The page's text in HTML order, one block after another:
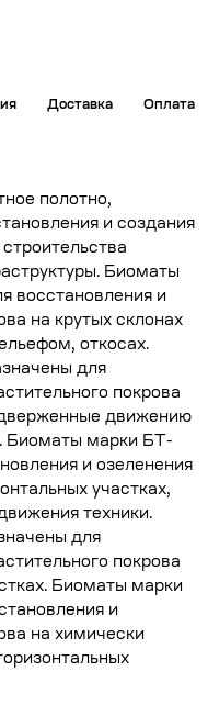
Доставка Оплата
полотно,
и создания
Биоматы
восстановления и
на крутых склонах
откосах.
для
покрова
движению
Биоматы марки БТ-
и озеленения
участках,
техники.
для
покрова
Биоматы марки
и
на химически